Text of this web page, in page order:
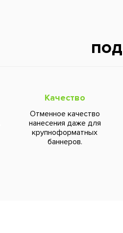
Качество
Отменное качество
нанесения даже для
крупноформатных
баннеров.